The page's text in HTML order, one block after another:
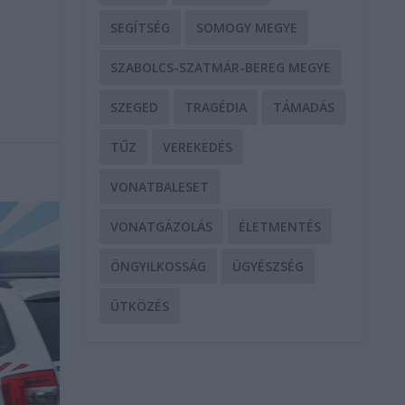
SEGÍTSÉG SOMOGY MEGYE
SZABOLCS-SZATMÁR-BEREG MEGYE
SZEGED TRAGÉDIA TÁMADÁS
TŰZ VEREKEDÉS
VONATBALESET
VONATGÁZOLÁS ÉLETMENTÉS
ÖNGYILKOSSÁG ÜGYÉSZSÉG
ÜTKÖZÉS